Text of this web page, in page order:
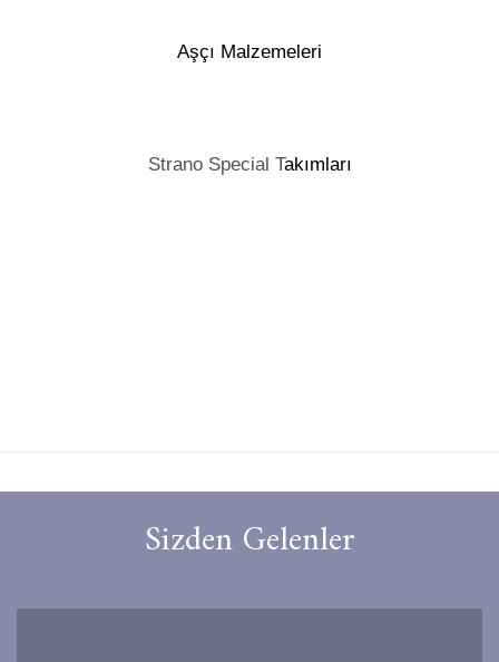
Aşçı Malzemeleri
Strano Special Takımları
Sizden Gelenler